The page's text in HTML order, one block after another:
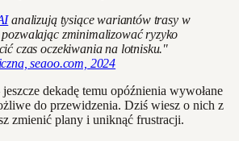
analizują tysiące wariantów trasy w
pozwalając zminimalizować ryzyko
czas oczekiwania na lotnisku."
seaoo.com, 2024
dekadę temu opóźnienia wywołane
do przewidzenia. Dziś wiesz o nich z
zmienić plany i uniknąć frustracji.